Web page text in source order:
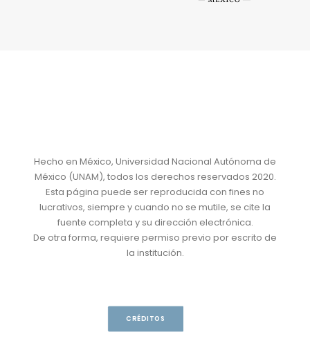
Hecho en México, Universidad Nacional Autónoma de
México (UNAM), todos los derechos reservados 2020.
Esta página puede ser reproducida con fines no
lucrativos, siempre y cuando no se mutile, se cite la
fuente completa y su dirección electrónica.
De otra forma, requiere permiso previo por escrito de
la institución.
CRÉDITOS